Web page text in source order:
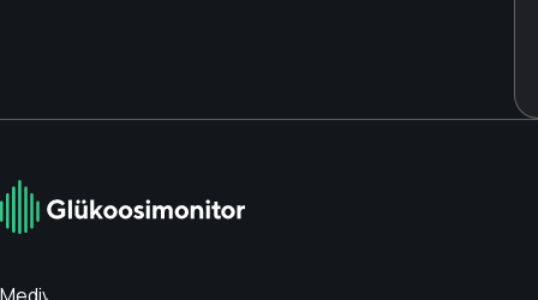
Medivar